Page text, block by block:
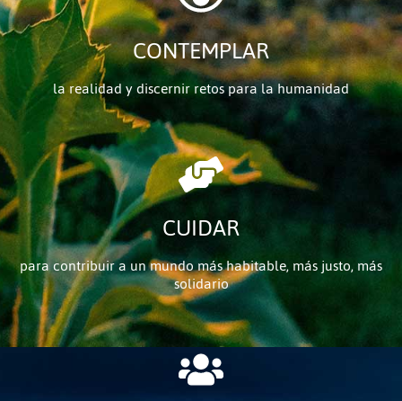
CONTEMPLAR
la realidad y discernir retos para la humanidad
CUIDAR
para contribuir a un mundo más habitable, más justo, más
solidario